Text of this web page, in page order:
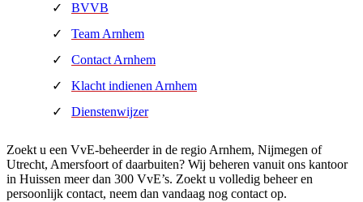
BVVB
Team Arnhem
Contact Arnhem
Klacht indienen Arnhem
Dienstenwijzer
Zoekt u een VvE-beheerder in de regio Arnhem, Nijmegen of
Utrecht, Amersfoort of daarbuiten? Wij beheren vanuit ons kantoor
in Huissen meer dan 300 VvE’s. Zoekt u volledig beheer en
persoonlijk contact, neem dan vandaag nog contact op.